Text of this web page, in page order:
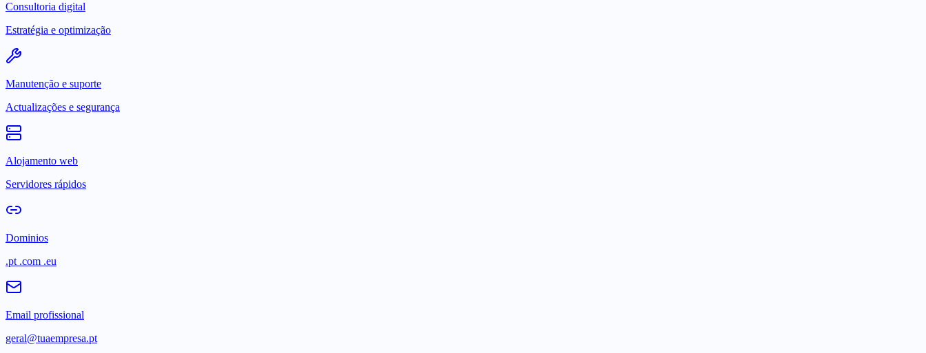
Consultoria digital
Estratégia e optimização
Manutenção e suporte
Actualizações e segurança
Alojamento web
Servidores rápidos
Dominios
.pt .com .eu
Email profissional
geral@tuaempresa.pt